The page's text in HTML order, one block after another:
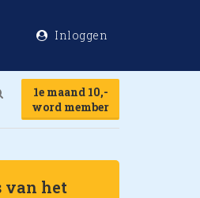
Inloggen
1e maand 10,-
word member
van het